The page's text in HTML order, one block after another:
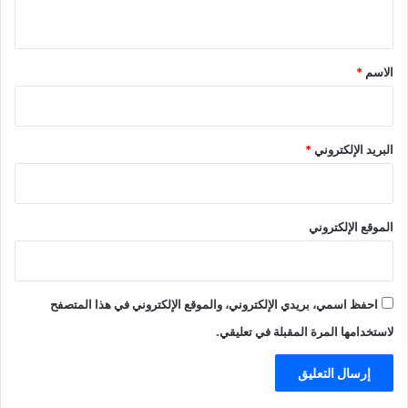
*
الاسم *
البريد الإلكتروني*
الموقع الإلكتروني
احفظ اسمي، بريدي الإلكتروني، والموقع الإلكتروني في هذا المتصفح
لاستخدامها المرة المقبلة في تعليقي.